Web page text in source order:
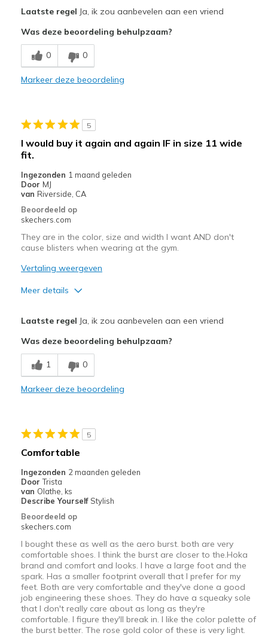
Going Out
Travel
Width
Feels true to width
Laatste regel Ja, ik zou aanbevelen aan een vriend
Was deze beoordeling behulpzaam?
0 0
Markeer deze beoordeling
5
I would buy it again and again IF in size 11 wide
fit.
Ingezonden 1 maand geleden
Door MJ
van Riverside, CA
Beoordeeld op
skechers.com
They are in the color, size and width I want AND don't
cause blisters when wearing at the gym.
Vertaling weergeven
Meer details
Breathe Well
Comfortable
Beste toepassingen
Width
Sizing
Feels true to size
View On Shoes
Laatste regel Ja, ik zou aanbevelen aan een vriend
Was deze beoordeling behulpzaam?
1 0
Markeer deze beoordeling
5
Comfortable
Ingezonden 2 maanden geleden
Door Trista
van Olathe, ks
Describe Yourself Stylish
Beoordeeld op
skechers.com
I bought these as well as the aero burst. both are very
comfortable shoes. I think the burst are closer to the.Hoka
brand and comfort and looks. I have a large foot and the
spark. Has a smaller footprint overall that I prefer for my
feet. Both are very comfortable and they've done a good
job engineering these shoes. They do have a squeaky sole
that I don't really care about as long as they're
comfortable. I figure they'll break in. I like the color palette of
the burst better. The rose gold color of these is very light.